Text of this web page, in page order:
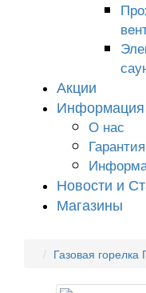
Акции
Информация
О нас
Гарантия
Новости и
Магазины
Газовая